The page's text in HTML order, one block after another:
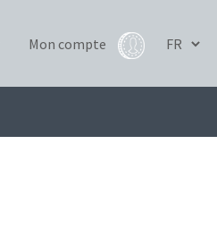
Mon compte